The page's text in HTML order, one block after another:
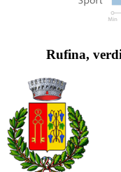
Rufina,